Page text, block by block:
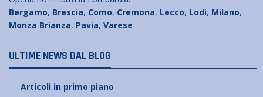
Bergamo, Brescia, Como, Cremona, Lecco, Lodi, Milano,
Monza Brianza, Pavia, Varese
ULTIME NEWS DAL BLOG
Articoli in primo piano